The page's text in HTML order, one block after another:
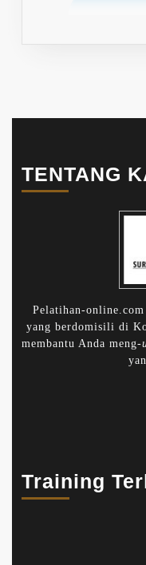
TENTANG
Pelatihan-
yang berdomisili di
membantu Anda meng-
Training